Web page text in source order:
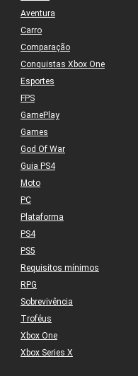
Aventura
Carro
Comparação
Conquistas Xbox One
Esportes
FPS
GamePlay
Games
God Of War
Guia PS4
Moto
PC
Plataforma
PS4
PS5
Requisitos mínimos
RPG
Sobrevivência
Troféus
Xbox One
Xbox Series X